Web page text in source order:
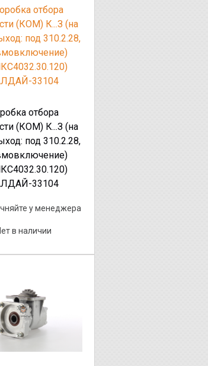
отбора
(КОМ) К...З (на
под 310.2.28,
33104
у менеджера
в наличии